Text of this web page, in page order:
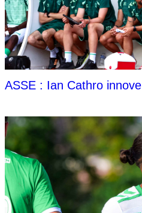
ASSE : Ian Cathro